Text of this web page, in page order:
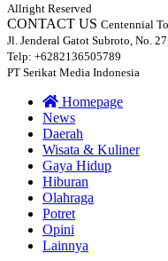
Allright Reserved
CONTACT US Centennial
Jl. Jenderal Gatot Subroto, No.
Telp: +6282136505789
PT Serikat Media Indonesia
Homepage
News
Daerah
Wisata & Kuliner
Gaya Hidup
Hiburan
Olahraga
Potret
Opini
Lainnya